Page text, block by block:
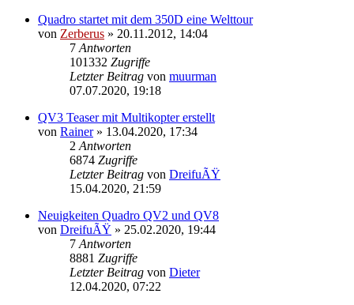
Quadro startet mit dem 350D eine Welttour
von Zerberus » 20.11.2012, 14:04
7 Antworten
101332 Zugriffe
Letzter Beitrag von muurman
07.07.2020, 19:18
QV3 Teaser mit Multikopter erstellt
von Rainer» 13.04.2020, 17:34
2 Antworten
6874 Zugriffe
Letzter Beitrag von DreifuÃŸ
15.04.2020, 21:59
Neuigkeiten Quadro QV2 und QV8
von DreifuÃŸ » 25.02.2020, 19:44
7 Antworten
8881 Zugriffe
Letzter Beitrag von Dieter
12.04.2020, 07:22